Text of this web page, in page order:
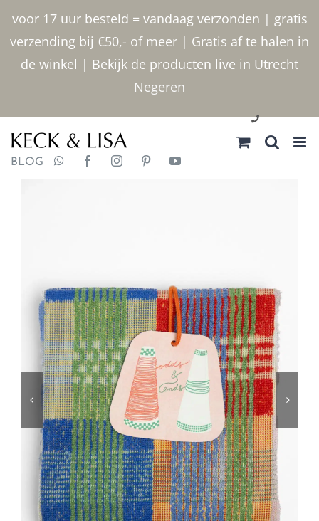
voor 17 uur besteld = vandaag verzonden | gratis
verzending bij €50,- of meer | Gratis af te halen in
de winkel | Bekijk de producten live in Utrecht
Negeren
inhoud
030 2400000
BLOG